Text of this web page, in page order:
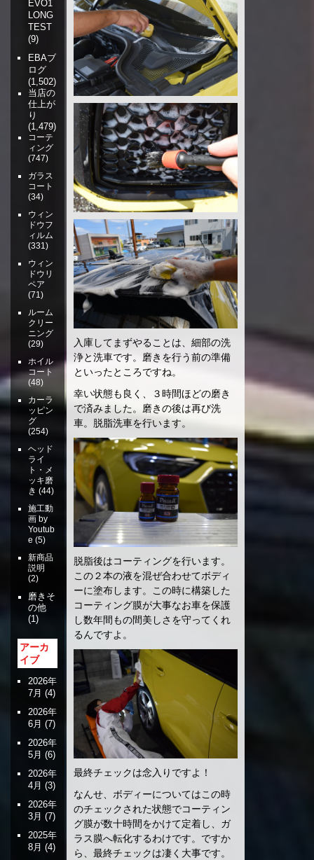
入庫してまずやることは、細部の洗
浄と洗車です。磨きを行う前の準備
といったところですね。
幸い状態も良く、３時間ほどの磨き
で済みました。磨きの後は再び洗
車。脱脂洗車を行います。
脱脂後はコーティングを行います。
この２本の液を混ぜ合わせてボディ
ーに塗布します。この時に構築した
コーティング膜が大事なお車を保護
し数年間もの間美しさを守ってくれ
るんですよ。
最終チェックは念入りですよ！
なんせ、ボディーについてはこの時
のチェックされた状態でコーティン
グ膜が数十時間をかけて定着し、ガ
ラス膜へ転化するわけです。ですか
ら、最終チェックは凄く大事です。
EVO1
LONG
TEST
(9)
EBAブ
ログ
(1,502)
当店の
仕上が
り
(1,479)
コーテ
ィング
(747)
ガラス
コート
(34)
ウィン
ドウフ
ィルム
(331)
ウィン
ドウリ
ペア
(71)
ルーム
クリー
ニング
(29)
ホイル
コート
(48)
カーラ
ッピン
グ
(254)
ヘッド
ライ
ト・メ
ッキ磨
き (44)
施工動
画 by
Youtub
e (5)
新商品
説明
(2)
磨きそ
の他
(1)
アーカ
イブ
2026年
7月 (4)
2026年
6月 (7)
2026年
5月 (6)
2026年
4月 (3)
2026年
3月 (7)
2025年
8月 (4)